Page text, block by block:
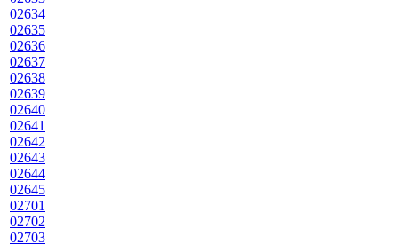
02634
02635
02636
02637
02638
02639
02640
02641
02642
02643
02644
02645
02701
02702
02703